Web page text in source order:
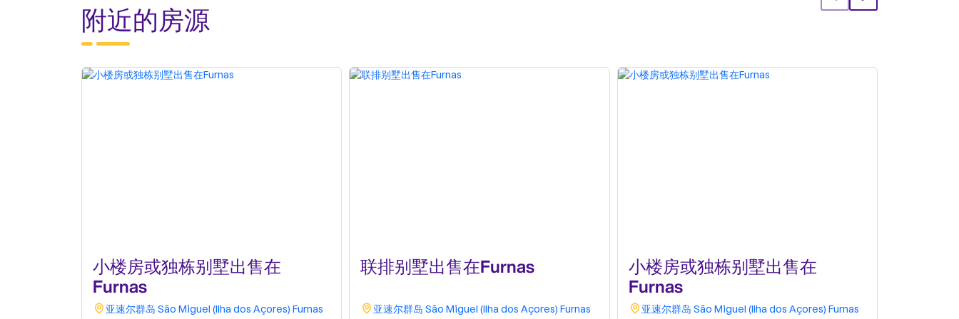
附近的房源
小楼房或独栋别墅出售在
Furnas
亚速尔群岛 São Miguel (Ilha dos Açores) Furnas
联排别墅出售在Furnas
亚速尔群岛 São Miguel (Ilha dos Açores) Furnas
小楼房或独栋别墅出售在
Furnas
亚速尔群岛 São Miguel (Ilha dos Açores) Furnas